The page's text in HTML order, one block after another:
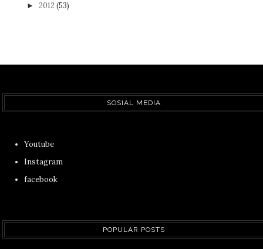
► 2012 (53)
SOSIAL MEDIA
Youtube
Instagram
facebook
POPULAR POSTS